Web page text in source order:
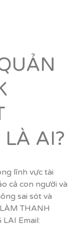
LÀ AI?
lĩnh vực tài
cả con người và
sai sót và
THANH
LAI Email: